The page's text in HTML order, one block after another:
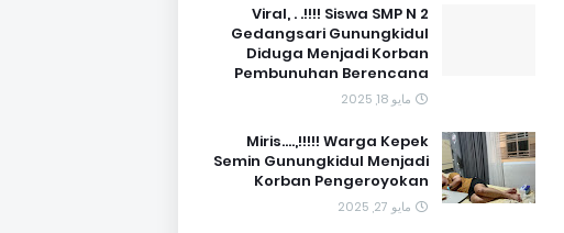
Viral, . .!!!! Siswa SMP N 2
Gedangsari Gunungkidul
Diduga Menjadi Korban
Pembunuhan Berencana
مايو 18, 2025
Miris....,!!!!! Warga Kepek
Semin Gunungkidul Menjadi
Korban Pengeroyokan
مايو 27, 2025